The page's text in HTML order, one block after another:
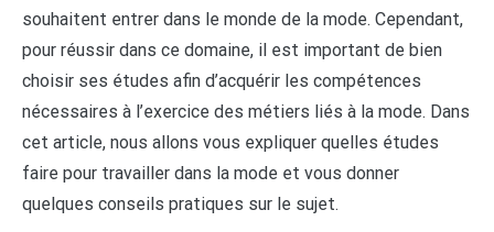
souhaitent entrer dans le monde de la mode. Cependant,
pour réussir dans ce domaine, il est important de bien
choisir ses études afin d’acquérir les compétences
nécessaires à l’exercice des métiers liés à la mode. Dans
cet article, nous allons vous expliquer quelles études
faire pour travailler dans la mode et vous donner
quelques conseils pratiques sur le sujet.